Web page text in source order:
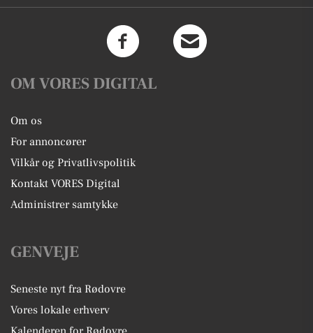
OM VORES DIGITAL
Om os
For annoncører
Vilkår og Privatlivspolitik
Kontakt VORES Digital
Administrer samtykke
GENVEJE
Seneste nyt fra Rødovre
Vores lokale erhverv